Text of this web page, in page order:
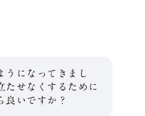
うになってきまし
たせなくするために
良いですか？